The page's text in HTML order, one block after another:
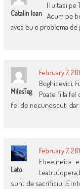
Catalin Ioan
Il uitasi pe
Acum pe
avea eu o problema
MilesTeg
February 7,
Boghicevici,
Poate fi la fel
fel de necunoscuti dar
Leto
February 7,
sunt de sacrificiu…E